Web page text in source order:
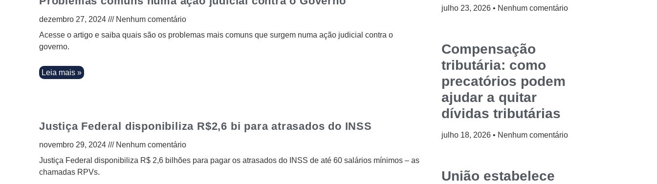
dezembro 27, 2024
Nenhum comentário
Acesse o artigo e saiba quais são os problemas mais comuns que surgem numa ação judicial contra o
governo.
Leia mais »
Justiça Federal disponibiliza R$2,6 bi para atrasados do INSS
novembro 29, 2024
Nenhum comentário
Justiça Federal disponibiliza R$ 2,6 bilhões para pagar os atrasados do INSS de até 60 salários mínimos – as
chamadas RPVs.
julho 23, 2026 Nenhum comentário
Compensação
tributária: como
precatórios podem
ajudar a quitar
dívidas tributárias
julho 18, 2026 Nenhum comentário
União estabelece